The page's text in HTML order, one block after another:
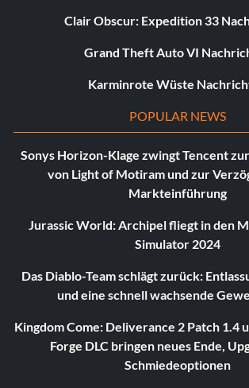
Clair Obscur: Expedition 33
Grand Theft Auto VI
Karminrote Wüste
POPULAR NEWS
Sonys Horizon-Klage zwingt Tencent
von Light of Motiram und zur
Markteinführung
Jurassic World: Archipel fliegt in den
Simulator 2024
Das Diablo-Team schlägt zurück:
und eine schnell wachsende
Kingdom Come: Deliverance 2 Patch 1.4
Forge DLC bringen neues Ende,
Schmiedeoptionen